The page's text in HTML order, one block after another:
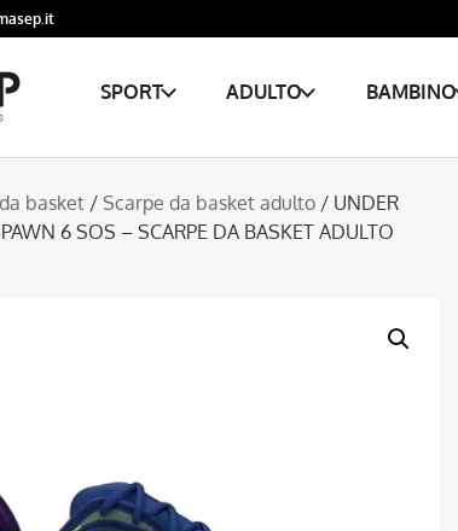
SPORT ADULTO BAMBINO
basket / Scarpe da basket adulto / UNDER
6 SOS – SCARPE DA BASKET ADULTO